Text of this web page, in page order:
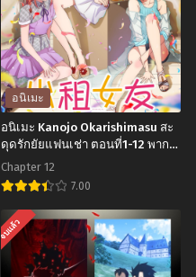
อนิเมะ
อนิเมะ Kanojo Okarishimasu สะ
ดุดรักยัยแฟนเช่า ตอนที่1-12 พากย์
ไทย+ซับไทย
Chapter 12
7.00
อ
นิ
เมะ
จบแล้ว